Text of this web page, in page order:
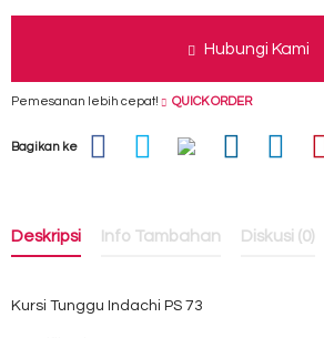
Hubungi Kami
Pemesanan lebih cepat! QUICK ORDER
Bagikan ke
Deskripsi Info Tambahan Diskusi (0)
Kursi Tunggu Indachi PS 73